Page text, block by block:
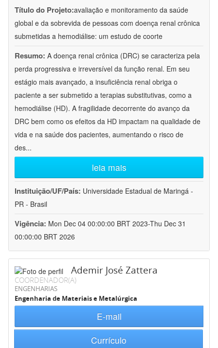
Título do Projeto:avaliação e monitoramento da saúde
global e da sobrevida de pessoas com doença renal crônica
submetidas a hemodiálise: um estudo de coorte
Resumo: A doença renal crônica (DRC) se caracteriza pela
perda progressiva e irreversível da função renal. Em seu
estágio mais avançado, a insuficiência renal obriga o
paciente a ser submetido a terapias substitutivas, como a
hemodiálise (HD). A fragilidade decorrente do avanço da
DRC bem como os efeitos da HD impactam na qualidade de
vida e na saúde dos pacientes, aumentando o risco de
des...
leia mais
Instituição/UF/País: Universidade Estadual de Maringá -
PR - Brasil
Vigência: Mon Dec 04 00:00:00 BRT 2023-Thu Dec 31
00:00:00 BRT 2026
Ademir José Zattera
COORDENADOR(A)
ENGENHARIAS
Engenharia de Materiais e Metalúrgica
E-mail
Currículo